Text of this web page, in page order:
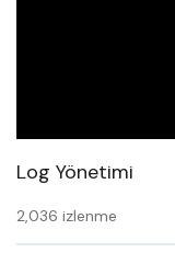
Log Yönetimi
2,036 izlenme